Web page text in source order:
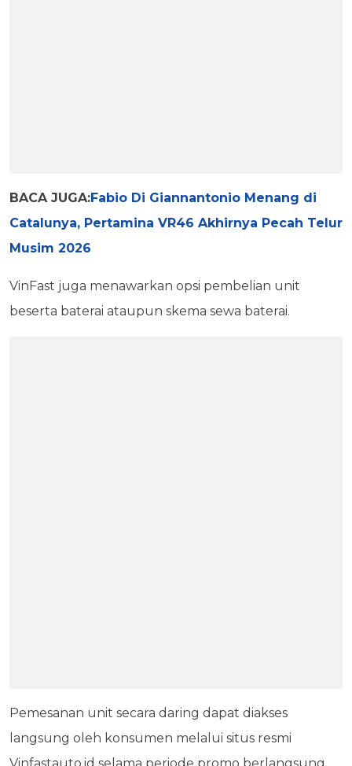
BACA JUGA:Fabio Di Giannantonio Menang di
Catalunya, Pertamina VR46 Akhirnya Pecah Telur
Musim 2026
VinFast juga menawarkan opsi pembelian unit
beserta baterai ataupun skema sewa baterai.
Pemesanan unit secara daring dapat diakses
langsung oleh konsumen melalui situs resmi